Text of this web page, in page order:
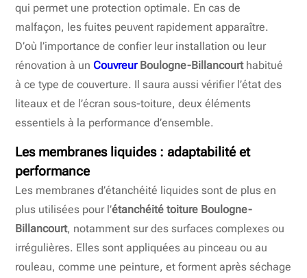
qui permet une protection optimale. En cas de
malfaçon, les fuites peuvent rapidement apparaître.
D’où l’importance de confier leur installation ou leur
rénovation à un CouvreurBoulogne-Billancourthabitué
à ce type de couverture. Il saura aussi vérifier l’état des
liteaux et de l’écran sous-toiture, deux éléments
essentiels à la performance d’ensemble.
Les membranes liquides : adaptabilité et
performance
Les membranes d’étanchéité liquides sont de plus en
plus utilisées pour l’étanchéité toiture Boulogne-
Billancourt, notamment sur des surfaces complexes ou
irrégulières. Elles sont appliquées au pinceau ou au
rouleau, comme une peinture, et forment après séchage